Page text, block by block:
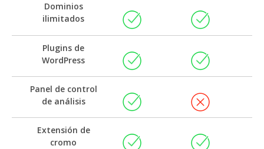
Dominios
ilimitados
Plugins de
WordPress
Panel de control
de análisis
Extensión de
cromo